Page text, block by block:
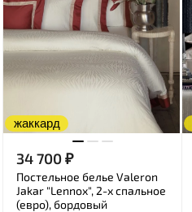
жаккард
34 700₽
Постельное белье Valeron
Jakar "Lennox", 2-х спальное
(евро), бордовый